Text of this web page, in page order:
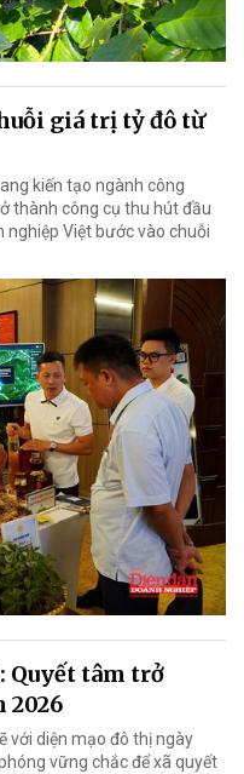
giá trị tỷ đô từ
kiến tạo ngành công
thành công cụ thu hút đầu
Việt bước vào chuỗi
Quyết tâm trở
2026
với diện mạo đô thị ngày
vững chắc để xã quyết